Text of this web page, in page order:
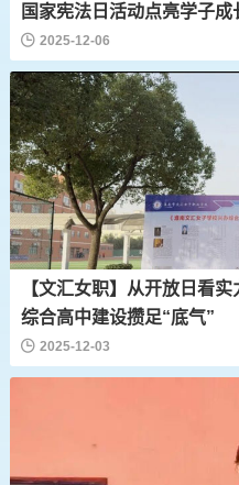
国家宪法日活动点亮学子成
2025-12-06
【文汇女职】从开放日看
综合高中建设攒足“底气”
2025-12-03